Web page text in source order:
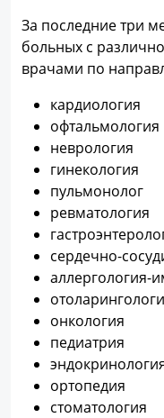
За последние три
больных с
врачами по
кардиология
офтальмология
неврология
гинекология
пульмонолог
ревматология
сердечно-
аллергология-
онкология
педиатрия
ортопедия
стоматология